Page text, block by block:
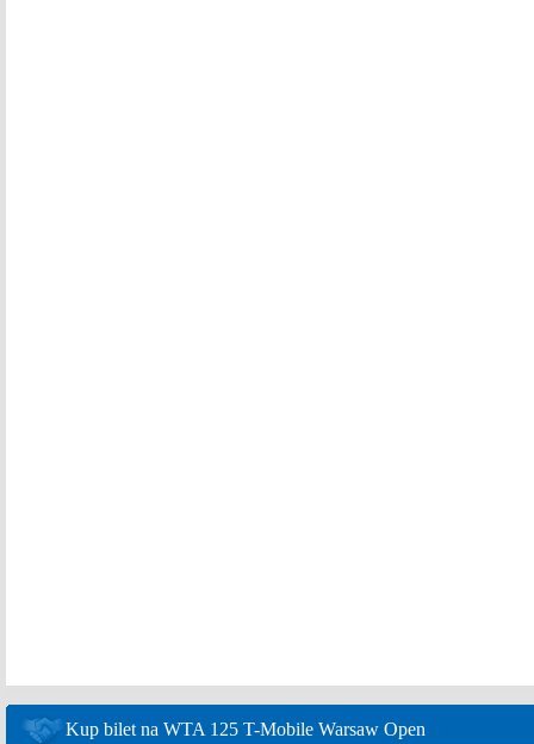
Kup bilet na WTA 125 T-Mobile Warsaw Open